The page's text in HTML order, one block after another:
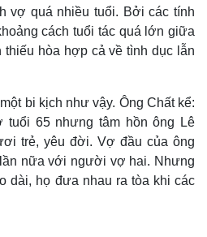
Multimedia
Video
Ảnh
vợ quá nhiều tuổi. Bởi các tính
cách tuổi tác quá lớn giữa
thiếu hòa hợp cả về tình dục lẫn
bi kịch như vậy. Ông Chất kể:
65 nhưng tâm hồn ông Lê
trẻ, yêu đời. Vợ đầu của ông
nữa với người vợ hai. Nhưng
dài, họ đưa nhau ra tòa khi các